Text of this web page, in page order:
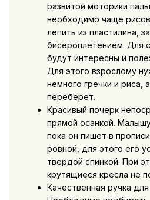
развитой моторики
необходимо чаще
лепить из пластилина,
бисероплетением. Для
будут интересны и
Для этого взрослому
немного гречки и риса,
переберет.
Красивый почерк
прямой осанкой. Малышу
пока он пишет в
ровной, для этого его
твердой спинкой. При
крутящиеся кресла не
Качественная ручка